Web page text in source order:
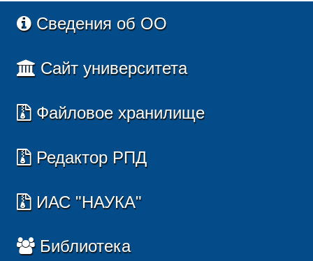
Сведения об ОО
Сайт университета
Файловое хранилище
Редактор РПД
ИАС "НАУКА"
Библиотека